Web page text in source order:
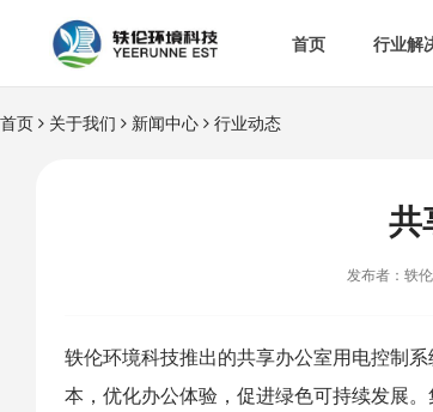
首页 行业解
热门解决方案
首页 关于我们 新闻中心 行业动态
共
发布者：轶
轶伦环境科技推出的共享办公室用电控制
本，优化办公体验，促进绿色可持续发展